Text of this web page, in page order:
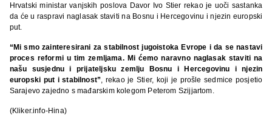
Hrvatski ministar vanjskih poslova Davor Ivo Stier rekao je uoči sastanka
da će u raspravi naglasak staviti na Bosnu i Hercegovinu i njezin europski
put.
“Mi smo zainteresirani za stabilnost jugoistoka Evrope i da se nastavi
proces reformi u tim zemljama. Mi ćemo naravno naglasak staviti na
našu susjednu i prijateljsku zemlju Bosnu i Hercegovinu i njezin
europski put i stabilnost” , rekao je Stier, koji je prošle sedmice posjetio
Sarajevo zajedno s mađarskim kolegom Peterom Szijjartom.
(Kliker.info-Hina)